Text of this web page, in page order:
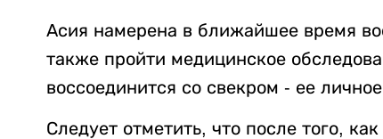
Асия намерена в ближайшее время
также пройти медицинское
воссоединится со свекром - ее
Следует отметить, что после того,